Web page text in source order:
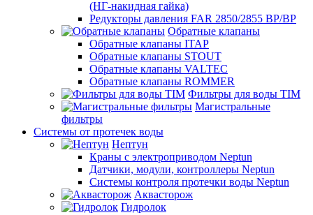
(НГ-накидная гайка)
Редукторы давления FAR 2850/2855 ВР/ВР
Обратные клапаны
Обратные клапаны ITAP
Обратные клапаны STOUT
Обратные клапаны VALTEC
Обратные клапаны ROMMER
Фильтры для воды TIM
Магистральные
фильтры
Системы от протечек воды
Нептун
Краны с электроприводом Neptun
Датчики, модули, контроллеры Neptun
Системы контроля протечки воды Neptun
Аквасторож
Гидролок